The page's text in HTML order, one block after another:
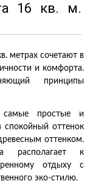
16 кв. м.
метрах сочетают в
и комфорта.
принципы
самые простые и
оттенок
оттенком.
располагает к
отдыху с
эко-стилю.